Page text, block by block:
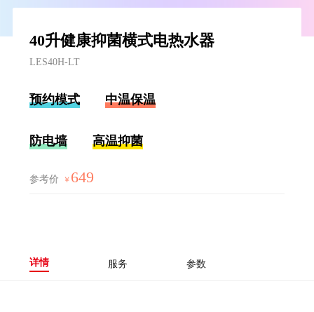
40升健康抑菌横式电热水器
LES40H-LT
预约模式 中温保温
防电墙 高温抑菌
参考价 ￥ 649
详情 服务 参数